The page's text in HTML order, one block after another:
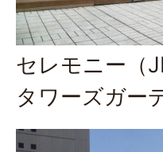
セレモニー（
タワーズガー